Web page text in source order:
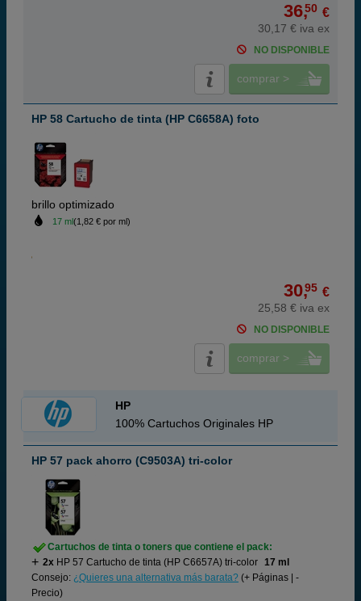
36,50 €
30,17 € iva ex
NO DISPONIBLE
comprar >
HP 58 Cartucho de tinta (HP C6658A) foto
brillo optimizado
17 ml(1,82 € por ml)
30,95 €
25,58 € iva ex
NO DISPONIBLE
comprar >
HP
100% Cartuchos Originales HP
HP 57 pack ahorro (C9503A) tri-color
Cartuchos de tinta o toners que contiene el pack:
2x HP 57 Cartucho de tinta (HP C6657A) tri-color 17 ml
Consejo: ¿Quieres una alternativa más barata? (+ Páginas | -
Precio)